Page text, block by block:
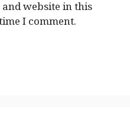
website in this
I comment.